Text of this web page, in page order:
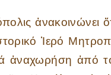
ἀνακοινώνει
Ἱερό
ἀναχωρήση ἀπό